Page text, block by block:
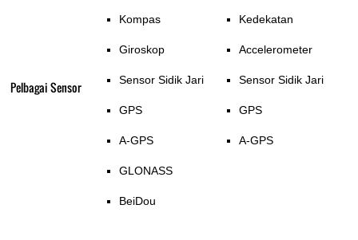
Pelbagai Sensor
Kompas
Giroskop
Sensor Sidik Jari
GPS
A-GPS
GLONASS
BeiDou
Kedekatan
Accelerometer
Sensor Sidik Jari
GPS
A-GPS